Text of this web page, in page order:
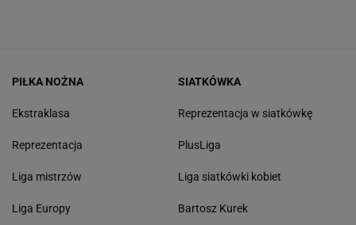
PIŁKA NOŻNA
Ekstraklasa
Reprezentacja
Liga mistrzów
Liga Europy
SIATKÓWKA
Reprezentacja w siatkówkę
PlusLiga
Liga siatkówki kobiet
Bartosz Kurek